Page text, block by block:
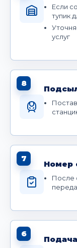
Если
тупик
услуг
8
7
Номер
После
6